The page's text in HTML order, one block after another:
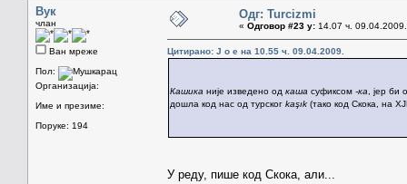
Вук
члан
Ван мреже
Пол:
Организација:
Име и презиме:
Поруке: 194
Одг: Turcizmi
« Одговор #23 у: 14.07 ч.
Цитирано: J o e на 10.55 ч. 09.04.2009.
Кашика није изведено од каша суфиксом -ка , јер
дошла код нас од турског kaşık (тако код Скока, на
У реду, пише код Скока, али...